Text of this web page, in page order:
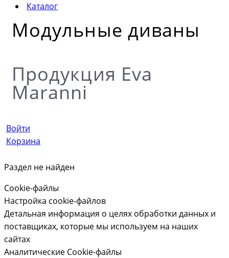
Каталог
Модульные диваны
Продукция Eva
Maranni
Войти
Корзина
Раздел не найден
Cookie-файлы
Настройка cookie-файлов
Детальная информация о целях обработки данных и
поставщиках, которые мы используем на наших
сайтах
Аналитические Cookie-файлы